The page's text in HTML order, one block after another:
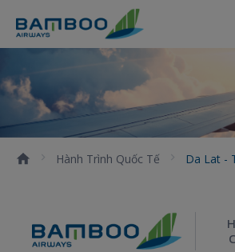
Da Lat - Taipei
Hành Trình Quốc Tế Da Lat -